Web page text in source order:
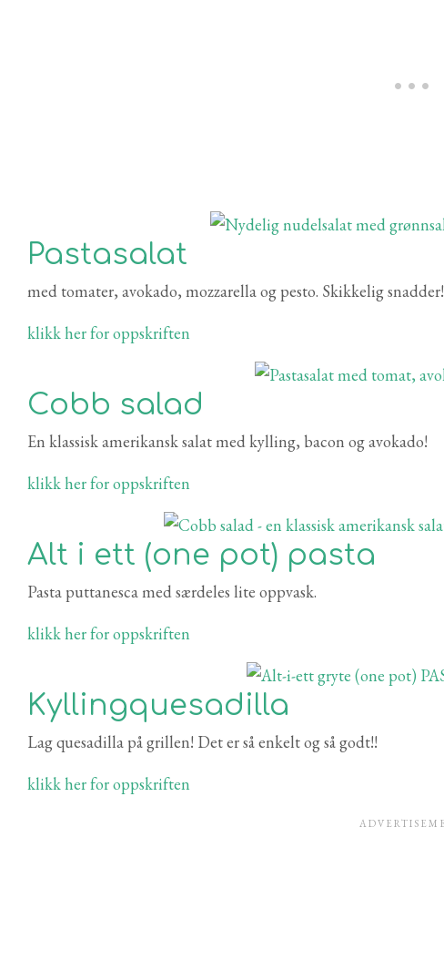
Pastasalat
med tomater, avokado, mozzarella og pesto. Skikkelig snadder!
klikk her for oppskriften
Cobb salad
En klassisk amerikansk salat med kylling, bacon og avokado!
klikk her for oppskriften
Alt i ett (one pot) pasta
Pasta puttanesca med særdeles lite oppvask.
klikk her for oppskriften
Kyllingquesadilla
Lag quesadilla på grillen! Det er så enkelt og så godt!!
klikk her for oppskriften